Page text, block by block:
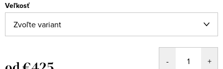
Veľkosť